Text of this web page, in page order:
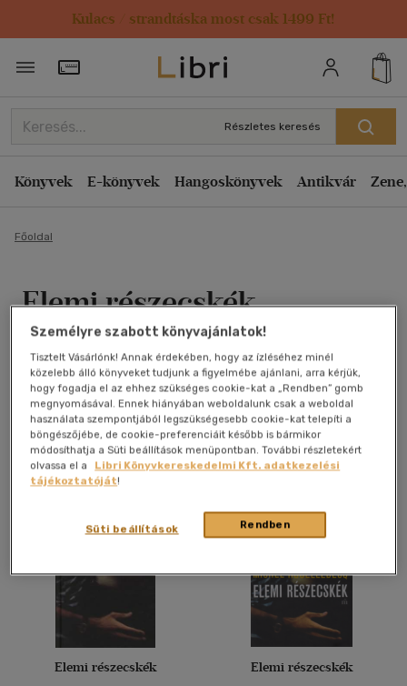
Kulacs / strandtáska most csak 1499 Ft!
Törzsvásárlói Kártya adatai
Részletes keresés
Könyvek E-könyvek Hangoskönyvek Antikvár
Főoldal
Elemi részecskék
Michel Houellebecq
Antikvár könyv (3db)
További formátumok
Elemi részecskék Elemi részecskék
Személyre szabott könyvajánlatok!
Tisztelt Vásárlónk! Annak érdekében, hogy az ízléséhez minél
közelebb álló könyveket tudjunk a figyelmébe ajánlani, arra kérjük,
hogy fogadja el az ehhez szükséges cookie-kat a „Rendben” gomb
megnyomásával. Ennek hiányában weboldalunk csak a weboldal
használata szempontjából legszükségesebb cookie-kat telepíti a
böngészőjébe, de cookie-preferenciáit később is bármikor
módosíthatja a Süti beállítások menüpontban. További részletekért
olvassa el a
Libri Könyvkereskedelmi Kft. adatkezelési
tájékoztatóját!
Rendben
Süti beállítások